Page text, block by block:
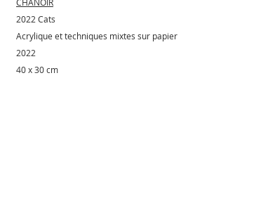
2022 Cats
Acrylique et techniques mixtes sur papier
2022
40 x 30 cm